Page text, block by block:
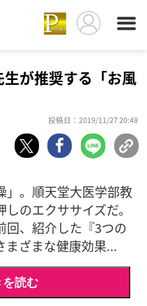
が推奨する「お風
投稿日：2019/11/27 20:48
」。順天堂大医学部教
のエクササイズだ。
回、紹介した『3つの
まざまな健康効果...
読む